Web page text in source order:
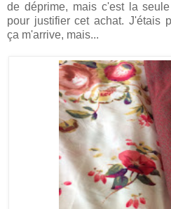
de déprime, mais c'est la
pour justifier cet achat. J'étais
ça m'arrive, mais...